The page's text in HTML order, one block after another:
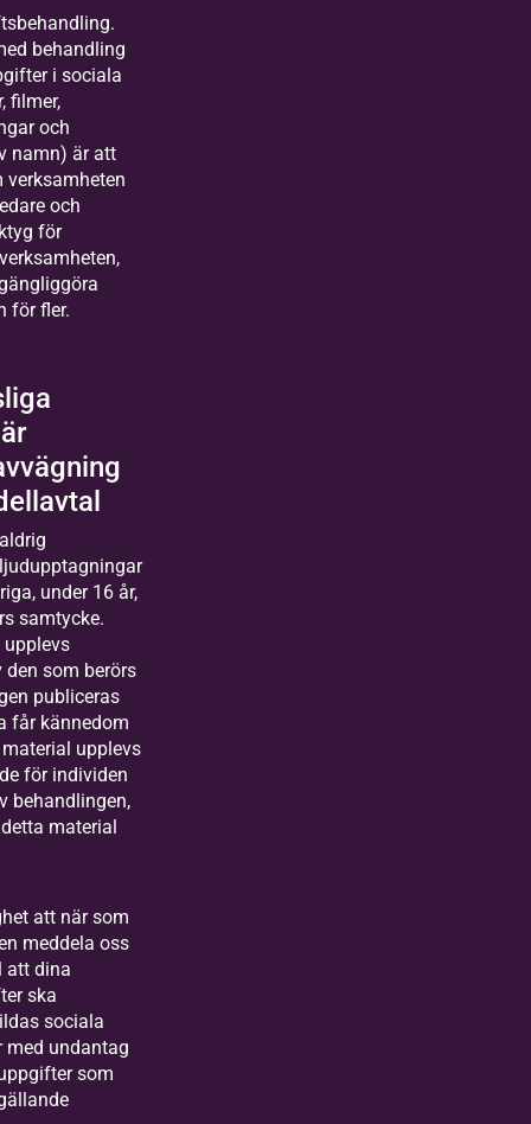
behandling
i sociala
filmer,
och
namn) är att
och
för
för fler.
under 16 år,
samtycke.
den som berörs
publiceras
får kännedom
upplevs
för individen
behandlingen,
material
att när som
meddela oss
att dina
ska
sociala
med undantag
som